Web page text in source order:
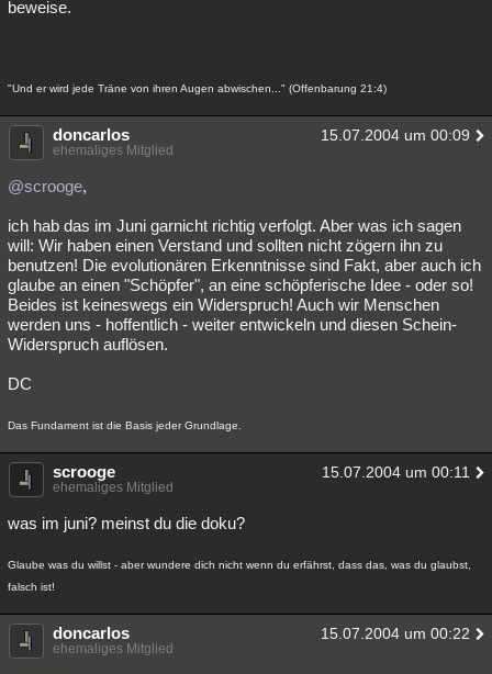
beweise.
"Und er wird jede Träne von ihren Augen abwischen..." (Offenbarung 21:4)
doncarlos 15.07.2004 um 00:09
ehemaliges Mitglied
@scrooge,
ich hab das im Juni garnicht richtig verfolgt. Aber was ich sagen
will: Wir haben einen Verstand und sollten nicht zögern ihn zu
benutzen! Die evolutionären Erkenntnisse sind Fakt, aber auch ich
glaube an einen "Schöpfer", an eine schöpferische Idee - oder so!
Beides ist keineswegs ein Widerspruch! Auch wir Menschen
werden uns - hoffentlich - weiter entwickeln und diesen Schein-
Widerspruch auflösen.
DC
Das Fundament ist die Basis jeder Grundlage.
scrooge 15.07.2004 um 00:11
ehemaliges Mitglied
was im juni? meinst du die doku?
Glaube was du willst - aber wundere dich nicht wenn du erfährst, dass das, was du glaubst,
falsch ist!
doncarlos 15.07.2004 um 00:22
ehemaliges Mitglied